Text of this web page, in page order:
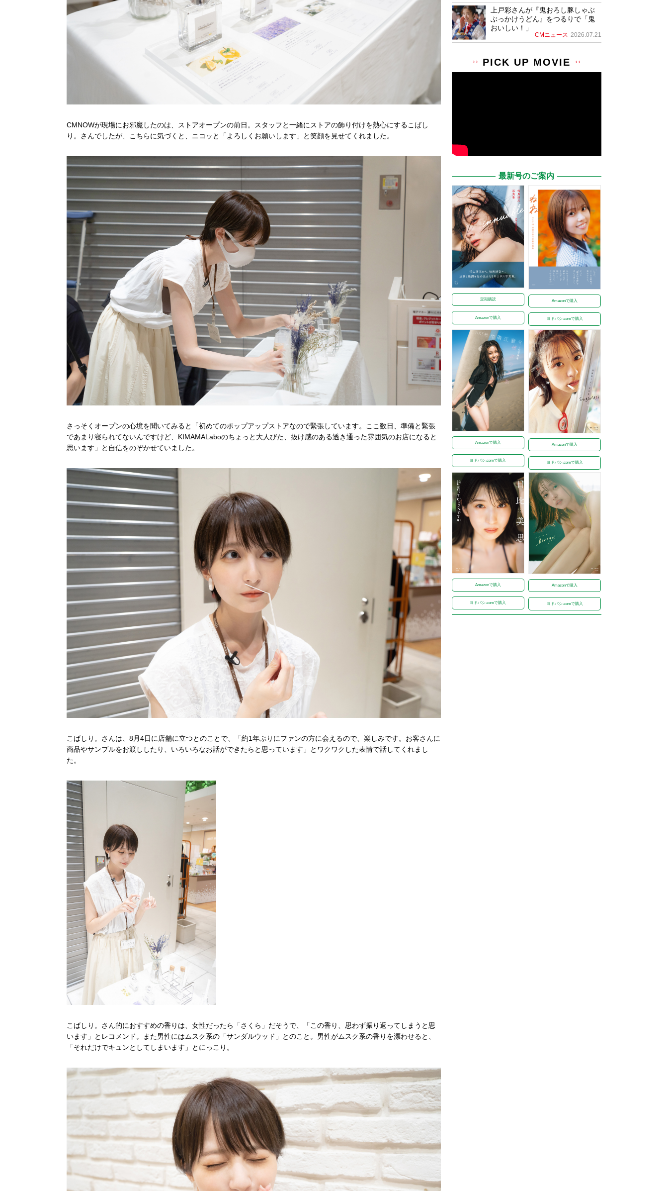
CMNOWが現場にお邪魔したのは、ストアオープンの前日。スタッフと一緒にストアの飾り付けを熱心にするこばし
り。さんでしたが、こちらに気づくと、ニコッと「よろしくお願いします」と笑顔を見せてくれました。
さっそくオープンの心境を聞いてみると「初めてのポップアップストアなので緊張しています。ここ数日、準備と緊張
であまり寝られてないんですけど、KIMAMALaboのちょっと大人びた、抜け感のある透き通った雰囲気のお店になると
思います」と自信をのぞかせていました。
こばしり。さんは、8月4日に店舗に立つとのことで、「約1年ぶりにファンの方に会えるので、楽しみです。お客さんに
商品やサンプルをお渡ししたり、いろいろなお話ができたらと思っています」とワクワクした表情で話してくれまし
た。
こばしり。さん的におすすめの香りは、女性だったら「さくら」だそうで、「この香り、思わず振り返ってしまうと思
います」とレコメンド。また男性にはムスク系の「サンダルウッド」とのこと。男性がムスク系の香りを漂わせると、
「それだけでキュンとしてしまいます」とにっこり。
上戸彩さんが『鬼おろし豚しゃぶ
ぶっかけうどん』をつるりで「鬼
おいしい！」
CMニュース 2026.07.21
PICK UP MOVIE
最新号のご案内
定期購読
Amazonで購入
Amazonで購入
ヨドバシ.comで購入
Amazonで購入
ヨドバシ.comで購入
Amazonで購入
ヨドバシ.comで購入
Amazonで購入
ヨドバシ.comで購入
Amazonで購入
ヨドバシ.comで購入